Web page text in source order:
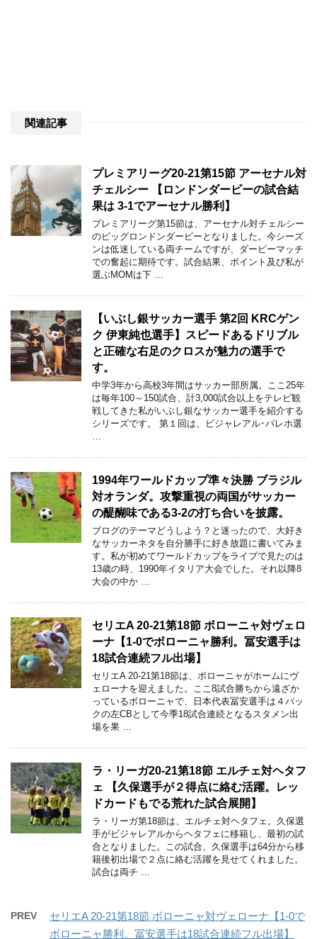
関連記事
プレミアリーグ20-21第15節 アーセナル対
チェルシー 【ロンドンダービーの試合結
果は 3-1でアーセナル勝利】
プレミアリーグ第15節は、アーセナル対チェルシー
のビッグロンドンダービーとなりました。今シーズ
ンは低迷している両チームですが、ダービーマッチ
での奮起に期待です。試合結果、ポイント及び私が
選ぶMOMは下 …
【いぶし銀サッカー選手 第2回 KRCゲン
ク 伊東純也選手】スピードあるドリブル
と正確な右足のクロスが魅力の選手で
す。
中学3年から高校3年間はサッカー部所属。ここ25年
は毎年100～150試合、計3,000試合以上をテレビ観
戦してきた私がいぶし銀なサッカー選手を紹介する
シリーズです。 第１回は、ビジャレアル･パレホ選
1994年ワールドカップ準々決勝 ブラジル
対オランダ。攻撃重視の両国がサッカー
の醍醐味である3-2の打ち合いを披露。
ブログのテーマどうしよう？と迷ったので、大好き
なサッカーネタを自分勝手に好き放題に書いてみま
す。私が初めてワールドカップをライブで見たのは
13歳の時、1990年イタリア大会でした。それ以降8
大会の中か …
セリエA 20-21第18節 ボローニャ対ヴェロ
ーナ【1-0でボローニャ勝利。冨安選手は
18試合連続フル出場】
セリエA 20-21第18節は、ボローニャがホームにヴ
ェローナを迎えました。ここ8試合勝ちから遠ざか
っているボローニャで、日本代表冨安選手は４バッ
クの左CBとして今季18試合連続となるスタメン出
場を果 …
ラ・リーガ20-21第18節 エルチェ対ヘタフ
ェ 【久保選手が２得点に絡む活躍。レッ
ドカードもでる荒れた試合展開】
ラ・リーガ第18節は、エルチェ対ヘタフェ。久保選
手がビジャレアルからヘタフェに移籍し、最初の試
合となりました。この試合、久保選手は64分から移
籍後初出場で２点に絡む活躍を見せてくれました。
試合は両チ …
PREV
セリエA 20-21第18節 ボローニャ対ヴェローナ【1-0で
ボローニャ勝利。冨安選手は18試合連続フル出場】